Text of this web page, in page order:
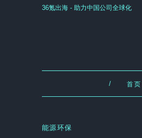
36氪出海 - 助力中国公司全球化
/ 首页
能源环保